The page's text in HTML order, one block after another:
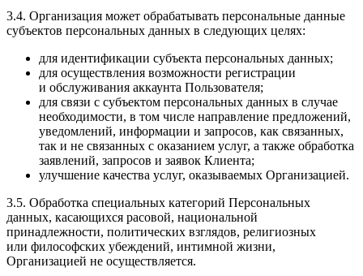
3.4. Организация может обрабатывать персональные данные
субъектов персональных данных в следующих целях:
для идентификации субъекта персональных данных;
для осуществления возможности регистрации
и обслуживания аккаунта Пользователя;
для связи с субъектом персональных данных в случае
необходимости, в том числе направление предложений,
уведомлений, информации и запросов, как связанных,
так и не связанных с оказанием услуг, а также обработка
заявлений, запросов и заявок Клиента;
улучшение качества услуг, оказываемых Организацией.
3.5. Обработка специальных категорий Персональных
данных, касающихся расовой, национальной
принадлежности, политических взглядов, религиозных
или философских убеждений, интимной жизни,
Организацией не осуществляется.